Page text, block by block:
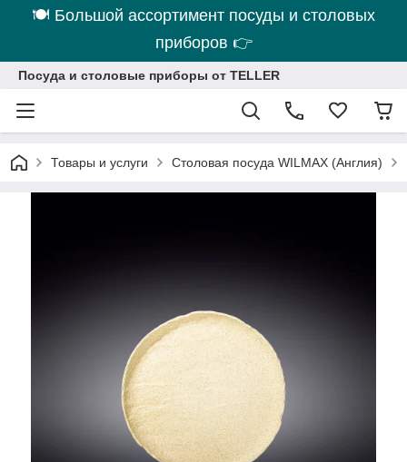
🍽 Большой ассортимент посуды и столовых
приборов 👉
Посуда и столовые приборы от TELLER
Товары и услуги Столовая посуда WILMAX (Англия)